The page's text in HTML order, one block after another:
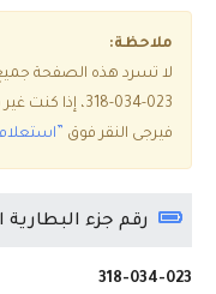
ملاحظة:
318-034-023،
فيرجى النقر فوق
رقم جزء البطارية
318-034-023